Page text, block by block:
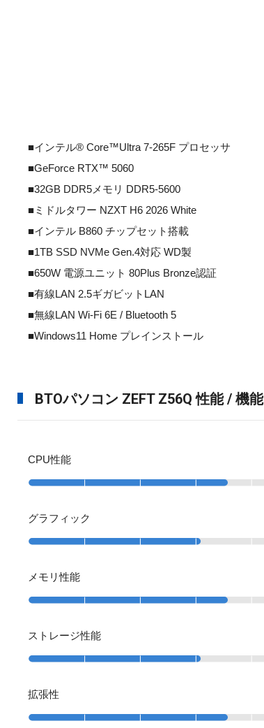
■インテル® Core™Ultra 7-265F プロセッサ
■GeForce RTX™ 5060
■32GB DDR5メモリ DDR5-5600
■ミドルタワー NZXT H6 2026 White
■インテル B860 チップセット搭載
■1TB SSD NVMe Gen.4対応 WD製
■650W 電源ユニット 80Plus Bronze認証
■有線LAN 2.5ギガビットLAN
■無線LAN Wi-Fi 6E / Bluetooth 5
■Windows11 Home プレインストール
BTOパソコン ZEFT Z56Q 性能 / 機能
CPU性能
グラフィック
メモリ性能
ストレージ性能
拡張性